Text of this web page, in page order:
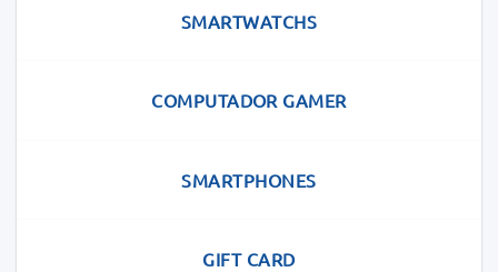
SMARTWATCHS
COMPUTADOR GAMER
SMARTPHONES
GIFT CARD